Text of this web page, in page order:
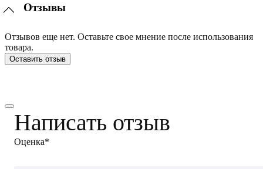
Отзывы
Отзывов еще нет. Оставьте свое мнение после использования
товара.
Оставить отзыв
Написать отзыв
Оценка*